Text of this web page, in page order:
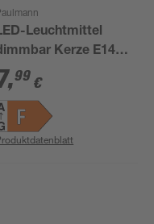
Leuchtmittel
Kerze E14 5
432 lm warmweiß
,99 €